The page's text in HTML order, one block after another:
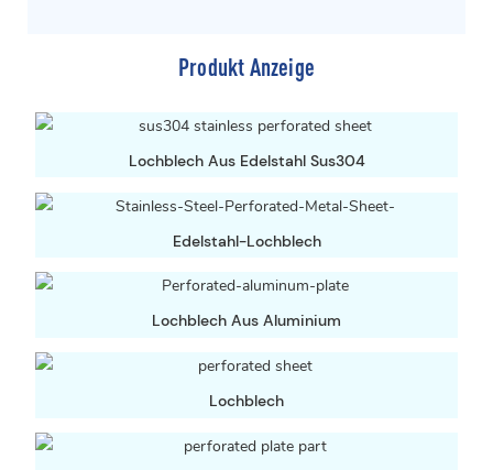
Produkt Anzeige
Lochblech Aus Edelstahl Sus304
Edelstahl-Lochblech
Lochblech Aus Aluminium
Lochblech